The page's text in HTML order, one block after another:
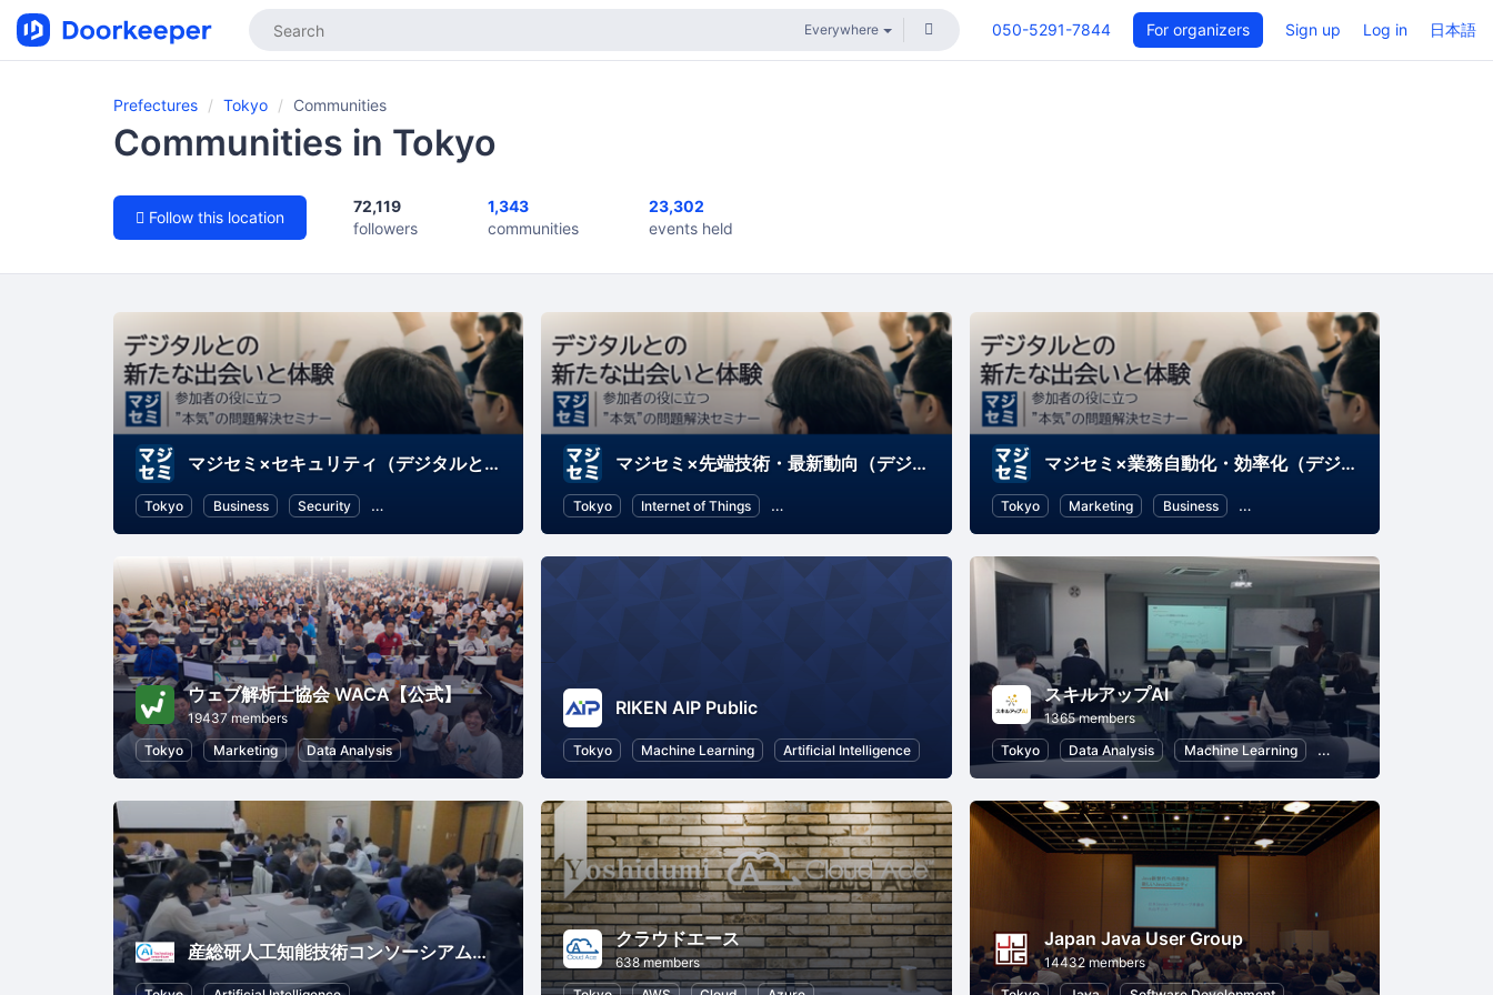
050-5291-7844 For organizers Sign up Log in 日本語
Prefectures Tokyo Communities
Communities in Tokyo
Follow this location
72,119
followers
1,343
communities
23,302
events held
マジセミ×セキュリティ（デジタルとの新たな出会いと体験）
Tokyo Business Security Information Technology
マジセミ×先端技術・最新動向（デジタルとの新たな出会いと体験）
Tokyo Internet of Things Information Technology Artificial Intelligence
マジセミ×業務自動化・効率化（デジタルとの新たな出会いと体験）
Tokyo Marketing Business Information Technology
ウェブ解析士協会 WACA【公式】
19437 members
Tokyo
Marketing Data Analysis
RIKEN AIP Public
Tokyo Machine Learning Artificial Intelligence
スキルアップAI
1365 members
Tokyo
Data Analysis Machine Learning Python
産総研人工知能技術コンソーシアム（AITeC）
クラウドエース
638 members
Japan Java User Group
14432 members